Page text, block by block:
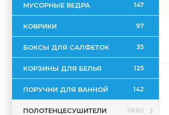
МУСОРНЫЕ ВЕДРА 147
КОВРИКИ 97
БОКСЫ ДЛЯ САЛФЕТОК 35
КОРЗИНЫ ДЛЯ БЕЛЬЯ 125
ПОРУЧНИ ДЛЯ ВАННОЙ 142
ПОЛОТЕНЦЕСУШИТЕЛИ 9886